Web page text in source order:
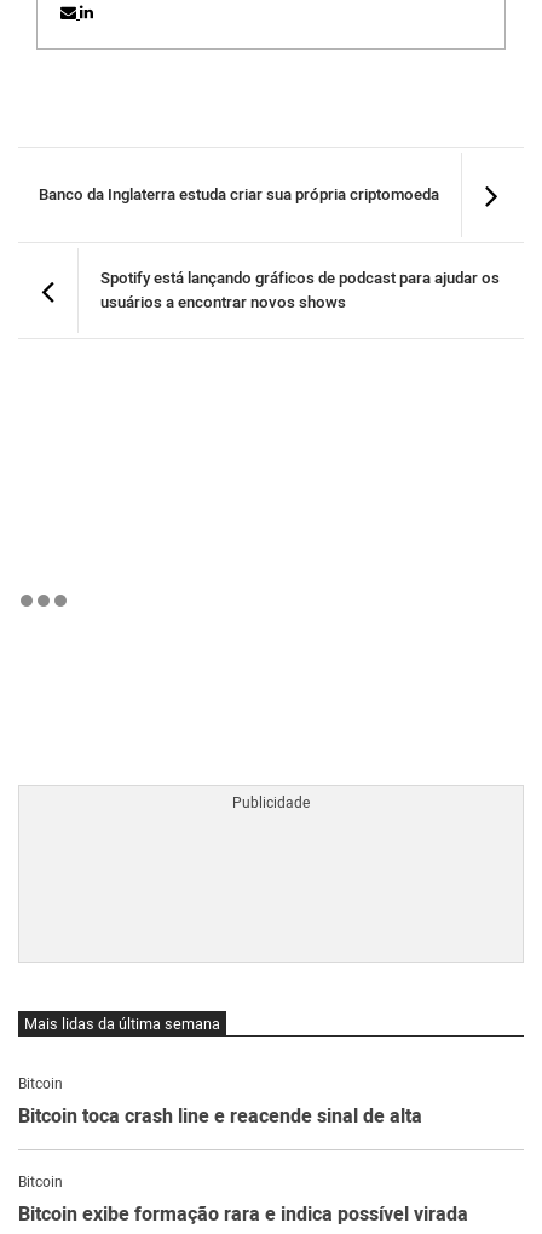
Banco da Inglaterra estuda criar sua própria criptomoeda
Spotify está lançando gráficos de podcast para ajudar os
usuários a encontrar novos shows
Mais lidas da última semana
Bitcoin
Bitcoin toca crash line e reacende sinal de alta
Bitcoin
Bitcoin exibe formação rara e indica possível virada